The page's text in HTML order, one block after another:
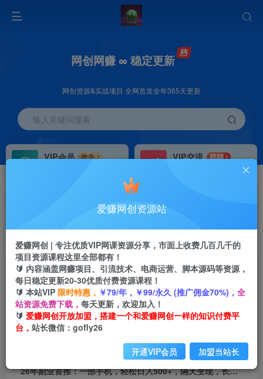
网创网赚 ∞ 稳定更新
网创资源&实战项目 全网首发全年365天更新
输入关键词搜索
VIP会员
抢先
VIP交流
群聊
研究探讨更多创业项目路子。
会员专属推广链接
首页 创业课程 会员免费 正文
26年副业首推：一部手机，轻松日入500+，隔天
变现，长期可做！
爱赚网创
1个月前发布
关注 私信
26年副业首推：一部手机，轻松日入500+，隔天变现，长期可做！
爱赚网创资源站
爱赚网创 | 专注优质VIP网课资源分享，市面上收费几百几千的
项目资源课程这里全部都有！
🔰 内容涵盖网赚项目、引流技术、电商运营、脚本源码等资源，
每日稳定更新20-30优质付费资源课程！
🔰 本站VIP 限时特惠， ￥79/年，￥99/永久 (推广佣金70%)， 全
站资源免费下载， 每天更新，欢迎加入！
🔰 爱赚网创开放加盟，搭建一个和爱赚网创一样的知识付费平
台， 站长微信：gofly26
开通VIP会员 加盟当站长